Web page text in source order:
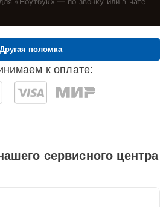
к оплате:
Другая поломка
сервисного центра